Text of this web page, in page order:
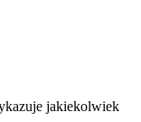
jakiekolwiek